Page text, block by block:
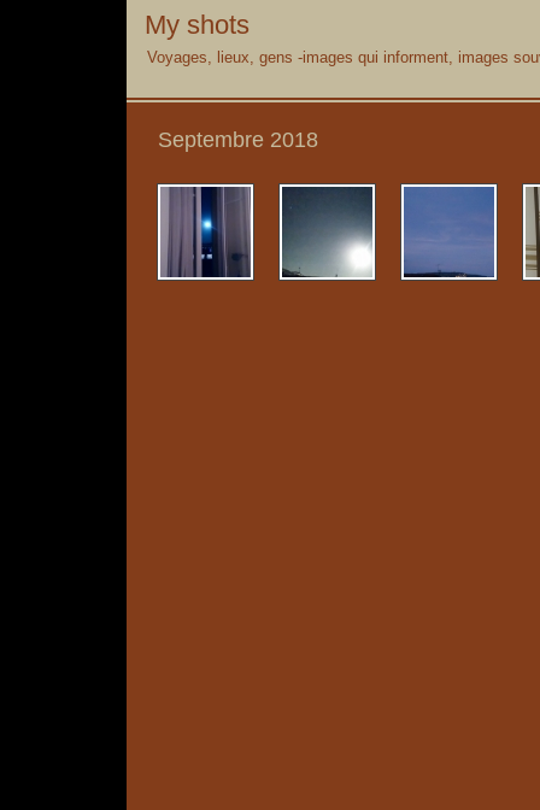
My shots
Voyages, lieux, gens -images qui informent, images
Septembre 2018